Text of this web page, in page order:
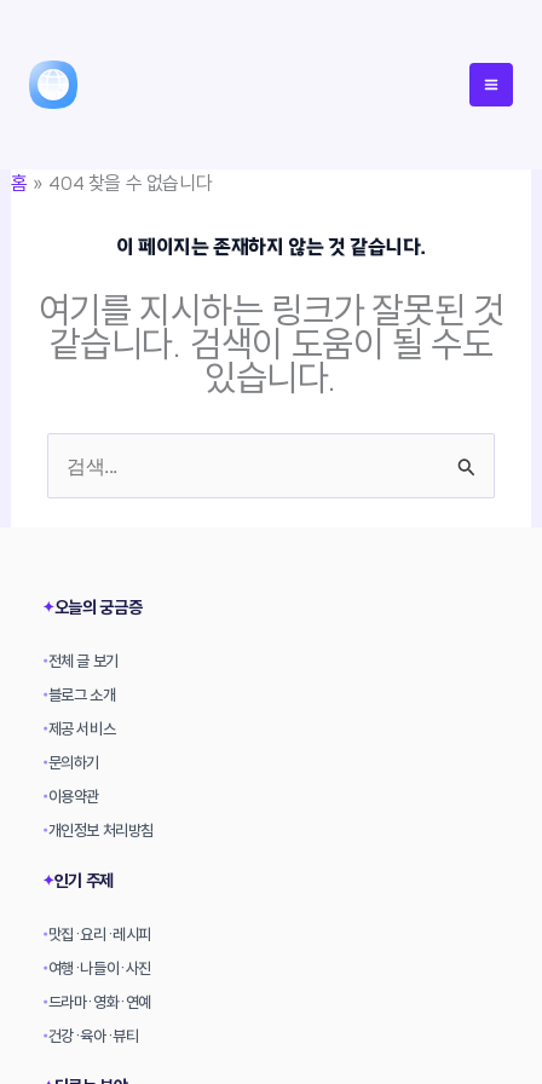
너홈 404 찾을 수 없습니다
이 페이지는 존재하지 않는 것 같습니다.
여기를 지시하는 링크가 잘못된 것
같습니다. 검색이 도움이 될 수도
있습니다.
✦오늘의 궁금증
•전체 글 보기
•블로그 소개
•제공 서비스
•문의하기
•이용약관
•개인정보 처리방침
✦인기 주제
•맛집·요리·레시피
•여행·나들이·사진
•드라마·영화·연예
•건강·육아·뷰티